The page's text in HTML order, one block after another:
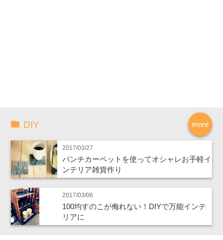
more
DIY
2017/03/27
パンチカーペットを使ってオシャレお手軽イ
ンテリア雑貨作り
2017/03/06
100均すのこが侮れない！DIYで万能インテ
リアに